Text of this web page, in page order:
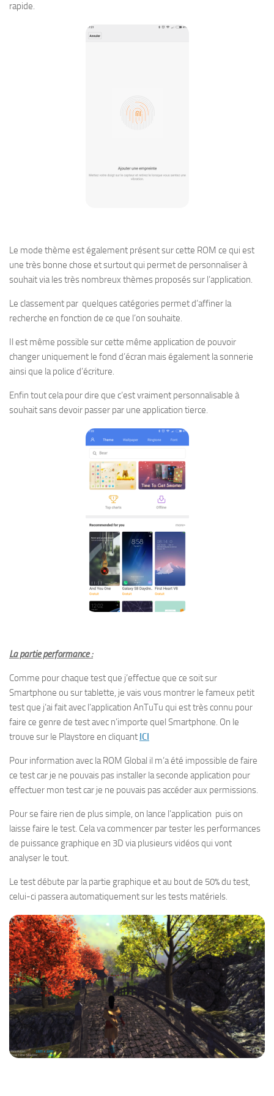
rapide.
Le mode thème est également présent sur cette ROM ce qui est
une très bonne chose et surtout qui permet de personnaliser à
souhait via les très nombreux thèmes proposés sur l’application.
Le classement par quelques catégories permet d’affiner la
recherche en fonction de ce que l’on souhaite.
Il est même possible sur cette même application de pouvoir
changer uniquement le fond d’écran mais également la sonnerie
ainsi que la police d’écriture.
Enfin tout cela pour dire que c’est vraiment personnalisable à
souhait sans devoir passer par une application tierce.
La partie performance :
Comme pour chaque test que j’effectue que ce soit sur
Smartphone ou sur tablette, je vais vous montrer le fameux petit
test que j’ai fait avec l’application AnTuTu qui est très connu pour
faire ce genre de test avec n’importe quel Smartphone. On le
trouve sur le Playstore en cliquant ICI
Pour information avec la ROM Global il m’a été impossible de faire
ce test car je ne pouvais pas installer la seconde application pour
effectuer mon test car je ne pouvais pas accéder aux permissions.
Pour se faire rien de plus simple, on lance l’application puis on
laisse faire le test. Cela va commencer par tester les performances
de puissance graphique en 3D via plusieurs vidéos qui vont
analyser le tout.
Le test débute par la partie graphique et au bout de 50% du test,
celui-ci passera automatiquement sur les tests matériels.